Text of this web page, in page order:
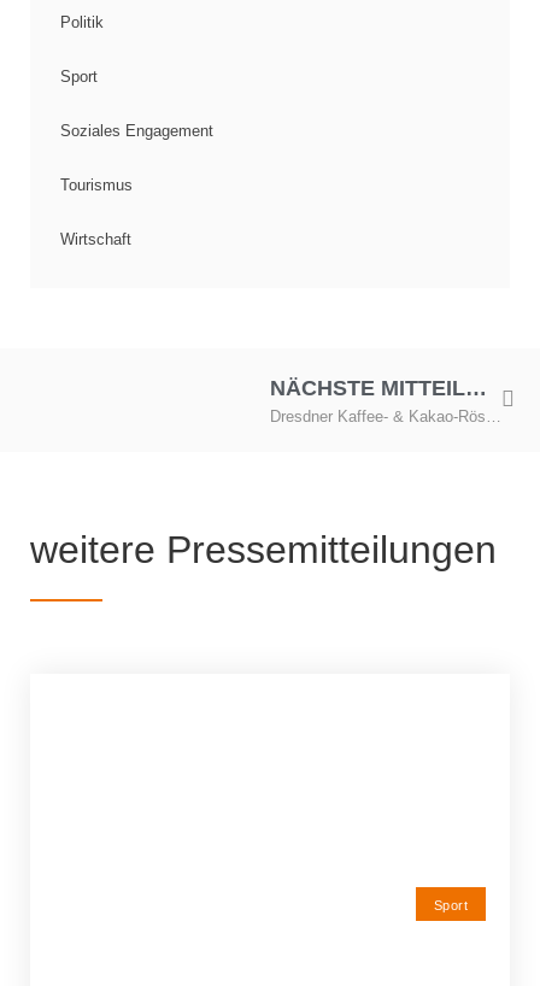
Politik
Sport
Soziales Engagement
Tourismus
Wirtschaft
NÄCHSTE MITTEILUNG
Dresdner Kaffee- & Kakao-Rösterei – Die Tasse war noch warm
weitere Pressemitteilungen
Sport